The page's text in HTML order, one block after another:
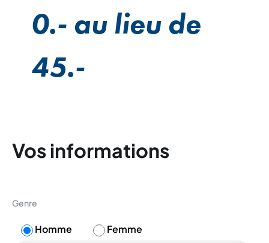
0.- au lieu de
45.-
Vos informations
Genre
Homme Femme